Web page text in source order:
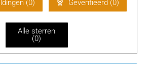
(0) Geverifieerd (0)
Alle sterren
(0)